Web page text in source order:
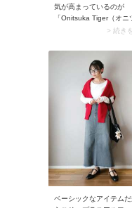
気が高まっているのが
「Onitsuka Tiger（オニ
タイガー）」のスニーカ
染むすっきりとしたデ
ンが注目を集めています
クリーンな白ならオフィ
シーンにも取り入れやい
> 続き
ベーシックなアイテム